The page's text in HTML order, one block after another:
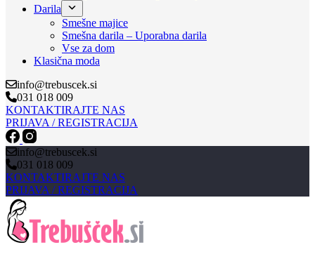
Darila
Smešne majice
Smešna darila – Uporabna darila
Vse za dom
Klasična moda
info@trebuscek.si
031 018 009
KONTAKTIRAJTE NAS
PRIJAVA / REGISTRACIJA
info@trebuscek.si
031 018 009
KONTAKTIRAJTE NAS
PRIJAVA / REGISTRACIJA